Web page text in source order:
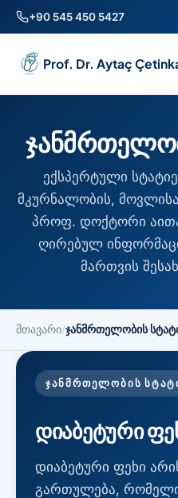
+90 545 450 5427
Prof. Dr. Aytaç
ექსპერტული
მკურნალობის, მოვლისა
პროფ. დოქტორი
ღირებულ
მართვის
მთავარი/ჯანმრთელობის
ᲯᲐᲜᲛᲠᲗᲔᲚᲝᲑᲘᲡ
დიაბეტური
დიაბეტური ფეხი
გართულება,